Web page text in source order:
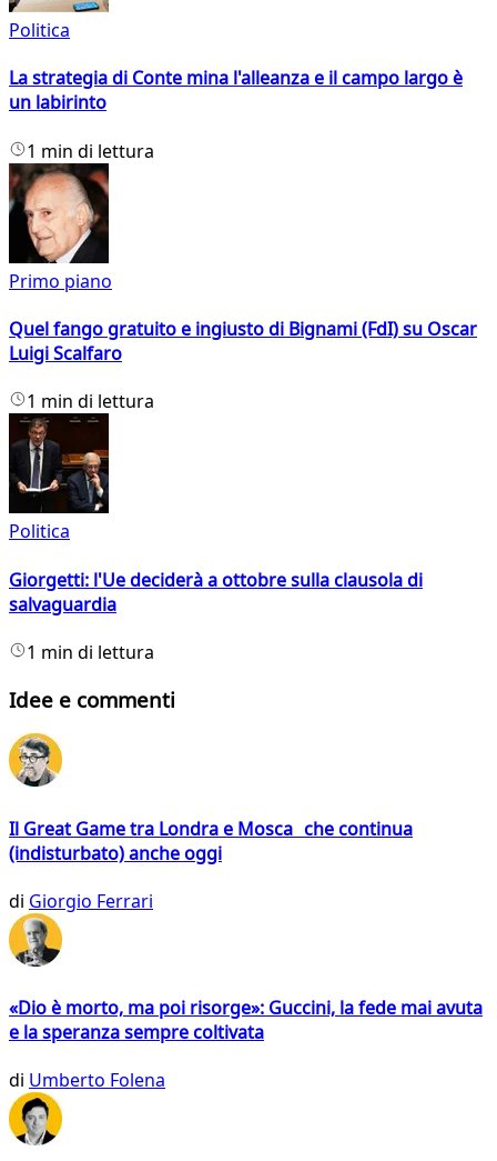
Politica
La strategia di Conte mina l'alleanza e il campo largo è
un labirinto
1 min di lettura
Primo piano
Quel fango gratuito e ingiusto di Bignami (FdI) su Oscar
Luigi Scalfaro
1 min di lettura
Politica
Giorgetti: l'Ue deciderà a ottobre sulla clausola di
salvaguardia
1 min di lettura
Idee e commenti
Il Great Game tra Londra e Mosca che continua
(indisturbato) anche oggi
di Giorgio Ferrari
«Dio è morto, ma poi risorge»: Guccini, la fede mai avuta
e la speranza sempre coltivata
di Umberto Folena